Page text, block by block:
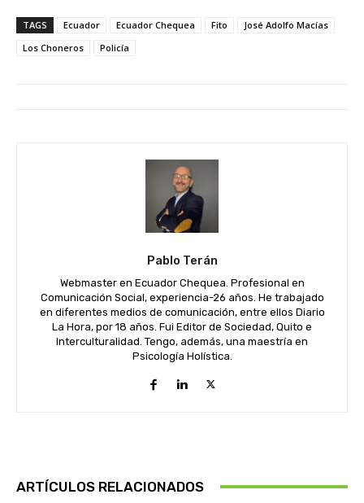
TAGS Ecuador Ecuador Chequea Fito
José Adolfo Macías
Los Choneros
Policía
Pablo Terán
Webmaster en Ecuador Chequea. Profesional en
Comunicación Social, experiencia-26 años. He trabajado
en diferentes medios de comunicación, entre ellos Diario
La Hora, por 18 años. Fui Editor de Sociedad, Quito e
Interculturalidad. Tengo, además, una maestría en
Psicología Holística.
ARTÍCULOS RELACIONADOS